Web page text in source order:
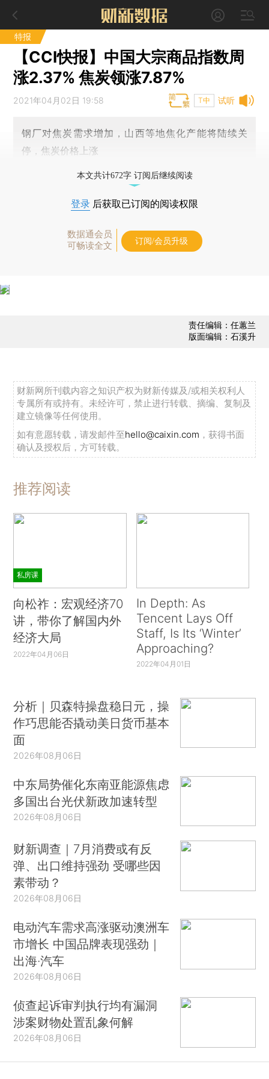
特报
【CCI快报】中国大宗商品指数周
涨2.37% 焦炭领涨7.87%
试听
2021年04月02日 19:58 T中
钢厂对焦炭需求增加，山西等地焦化产能将陆续关
停，焦炭价格上涨
本文共计672字 订阅后继续阅读
登录 后获取已订阅的阅读权限
数据通会员
可畅读全文
订阅/会员升级
责任编辑：任蕙兰
版面编辑：石溪升
财新网所刊载内容之知识产权为财新传媒及/或相关权利人
专属所有或持有。未经许可，禁止进行转载、摘编、复制及
建立镜像等任何使用。
如有意愿转载，请发邮件至hello@caixin.com ，获得书面
确认及授权后，方可转载。
推荐阅读
私房课
向松祚：宏观经济70
讲，带你了解国内外
经济大局
2022年04月06日
In Depth: As
Tencent Lays Off
Staff, Is Its ‘Winter’
Approaching?
2022年04月01日
分析｜贝森特操盘稳日元，操
作巧思能否撬动美日货币基本
面
2026年08月06日
中东局势催化东南亚能源焦虑
多国出台光伏新政加速转型
2026年08月06日
财新调查｜7月消费或有反
弹、出口维持强劲 受哪些因
素带动？
2026年08月06日
电动汽车需求高涨驱动澳洲车
市增长 中国品牌表现强劲｜
出海·汽车
2026年08月06日
侦查起诉审判执行均有漏洞
涉案财物处置乱象何解
2026年08月06日